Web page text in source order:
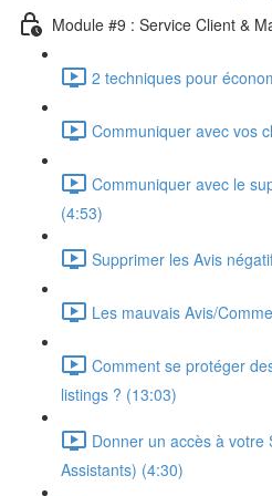
Module #9 : Service Client &
2 techniques pour
Communiquer avec vos
Communiquer avec le
(4:53)
Supprimer les Avis
Les mauvais Avis/
Comment se protéger
listings ? (13:03)
Donner un accès à votre
Assistants) (4:30)